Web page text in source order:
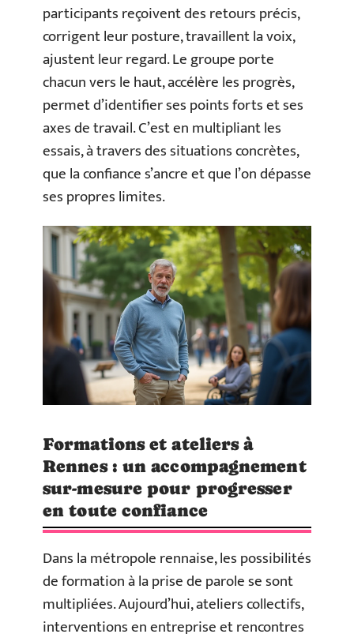
participants reçoivent des retours précis,
corrigent leur posture, travaillent la voix,
ajustent leur regard. Le groupe porte
chacun vers le haut, accélère les progrès,
permet d’identifier ses points forts et ses
axes de travail. C’est en multipliant les
essais, à travers des situations concrètes,
que la confiance s’ancre et que l’on dépasse
ses propres limites.
Formations et ateliers à
Rennes : un accompagnement
sur-mesure pour progresser
en toute confiance
Dans la métropole rennaise, les possibilités
de formation à la prise de parole se sont
multipliées. Aujourd’hui, ateliers collectifs,
interventions en entreprise et rencontres